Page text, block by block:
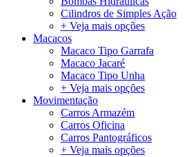
Cilindros de Simples Ação
+ Veja mais opções
Macacos
Macaco Tipo Garrafa
Macaco Jacaré
Macaco Tipo Unha
+ Veja mais opções
Movimentação
Carros Armazém
Carros Oficina
Carros Pantográficos
+ Veja mais opções